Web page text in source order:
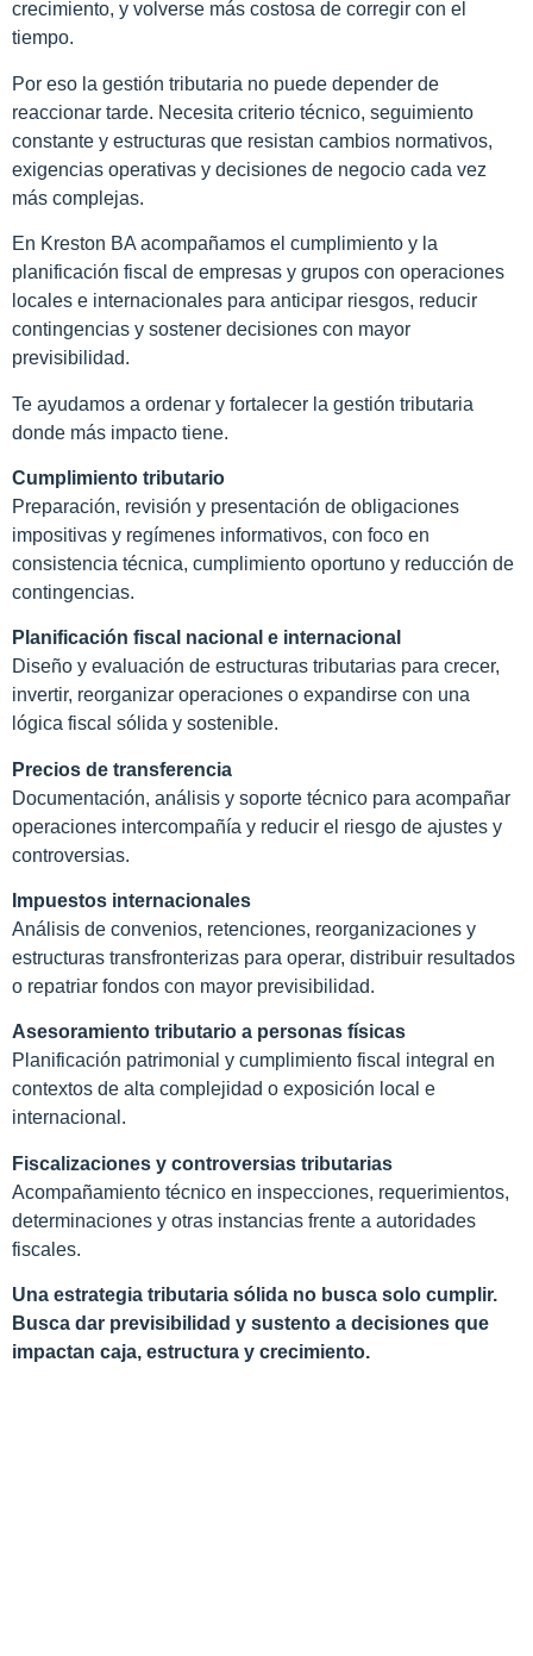
crecimiento, y volverse más costosa de corregir con el
tiempo.
Por eso la gestión tributaria no puede depender de
reaccionar tarde. Necesita criterio técnico, seguimiento
constante y estructuras que resistan cambios normativos,
exigencias operativas y decisiones de negocio cada vez
más complejas.
En Kreston BA acompañamos el cumplimiento y la
planificación fiscal de empresas y grupos con operaciones
locales e internacionales para anticipar riesgos, reducir
contingencias y sostener decisiones con mayor
previsibilidad.
Te ayudamos a ordenar y fortalecer la gestión tributaria
donde más impacto tiene.
Cumplimiento tributario
Preparación, revisión y presentación de obligaciones
impositivas y regímenes informativos, con foco en
consistencia técnica, cumplimiento oportuno y reducción de
contingencias.
Planificación fiscal nacional e internacional
Diseño y evaluación de estructuras tributarias para crecer,
invertir, reorganizar operaciones o expandirse con una
lógica fiscal sólida y sostenible.
Precios de transferencia
Documentación, análisis y soporte técnico para acompañar
operaciones intercompañía y reducir el riesgo de ajustes y
controversias.
Impuestos internacionales
Análisis de convenios, retenciones, reorganizaciones y
estructuras transfronterizas para operar, distribuir resultados
o repatriar fondos con mayor previsibilidad.
Asesoramiento tributario a personas físicas
Planificación patrimonial y cumplimiento fiscal integral en
contextos de alta complejidad o exposición local e
internacional.
Fiscalizaciones y controversias tributarias
Acompañamiento técnico en inspecciones, requerimientos,
determinaciones y otras instancias frente a autoridades
fiscales.
Una estrategia tributaria sólida no busca solo cumplir.
Busca dar previsibilidad y sustento a decisiones que
impactan caja, estructura y crecimiento.